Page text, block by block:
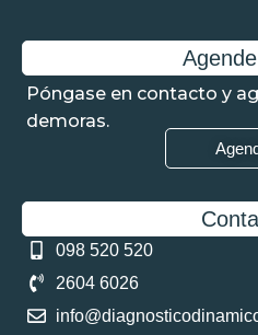
Póngase en contacto y
demoras.
098 520 520
2604 6026